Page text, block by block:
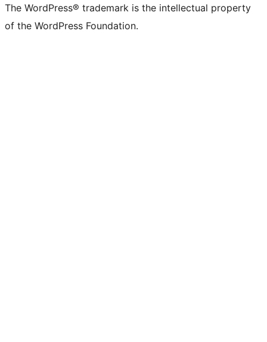
The WordPress® trademark is the intellectual property
of the WordPress Foundation.